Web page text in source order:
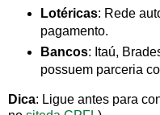
Lotéricas: Rede
pagamento.
Bancos: Itaú,
possuem parceria
Dica: Ligue antes para